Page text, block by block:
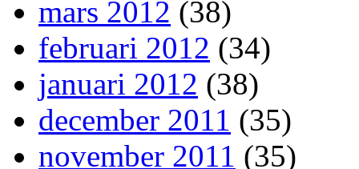
mars 2012 (38)
februari 2012 (34)
januari 2012 (38)
december 2011 (35)
november 2011 (35)